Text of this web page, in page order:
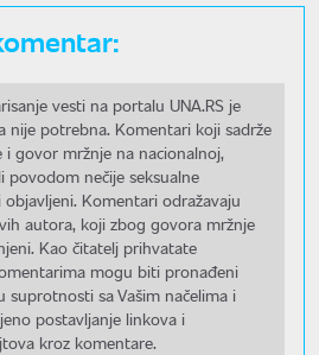
vesti na portalu UNA.RS je
nije potrebna. Komentari koji sadrže
i govor mržnje na nacionalnoj,
povodom nečije seksualne
Komentari odražavaju
autora, koji zbog govora mržnje
Kao čitatelj prihvatate
mogu biti pronađeni
sa Vašim načelima i
postavljanje linkova i
kroz komentare.